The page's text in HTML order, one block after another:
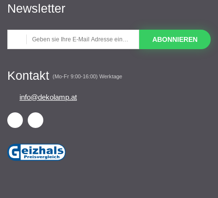
Newsletter
ABONNIEREN
Kontakt (Mo-Fr 9:00-16:00) Werktage
info@dekolamp.at